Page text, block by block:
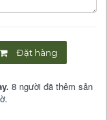
Đặt hàng
8 người đã thêm sản